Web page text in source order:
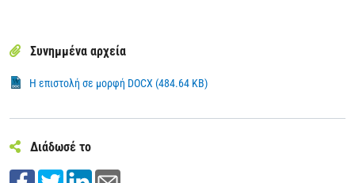
Συνημμένα αρχεία
Η επιστολή σε μορφή DOCX (484.64 KB)
Διάδωσέ το